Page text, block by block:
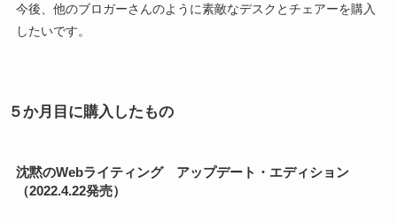
今後、他のブロガーさんのように素敵なデスクとチェアーを購入
したいです。
５か月目に購入したもの
沈黙のWebライティング アップデート・エディション
（2022.4.22発売）